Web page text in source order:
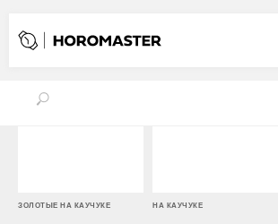
ЗОЛОТЫЕ НА КАУЧУКЕ НА КАУЧУКЕ